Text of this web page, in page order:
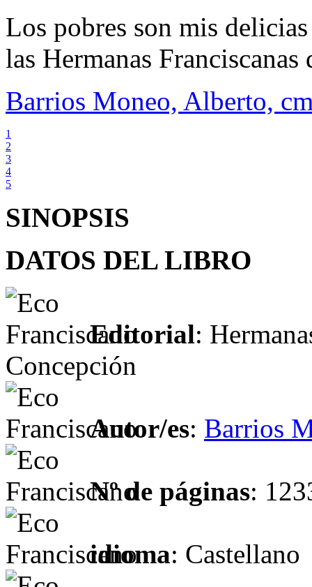
Los pobres son mis
las Hermanas
Barrios Moneo, Alberto,
1
2
3
4
5
SINOPSIS
DATOS DEL LIBRO
Editorial:
Concepción
Autor/es: Barrios
Nº de páginas:
idioma: Castellano